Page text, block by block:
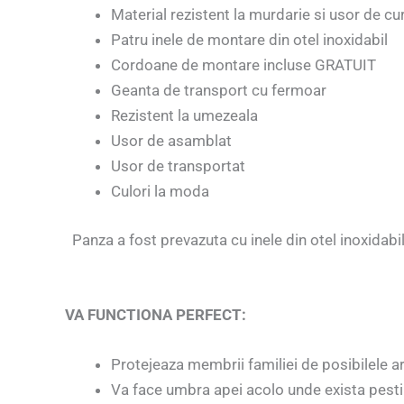
Material rezistent la murdarie si usor de
Patru inele de montare din otel inoxidabil
Cordoane de montare incluse GRATUIT
Geanta de transport cu fermoar
Rezistent la umezeala
Usor de asamblat
Usor de transportat
Culori la moda
Panza a fost prevazuta cu inele din otel
VA FUNCTIONA PERFECT:
Protejeaza membrii familiei de posibilele
Va face umbra apei acolo unde exista